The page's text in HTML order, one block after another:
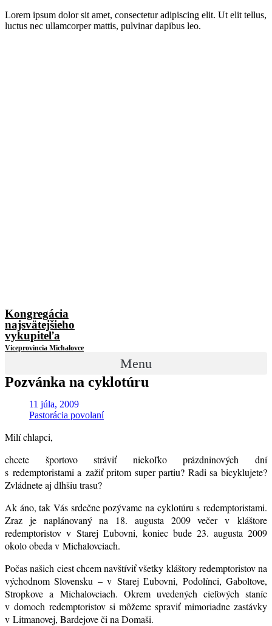
Lorem ipsum dolor sit amet, consectetur adipiscing elit. Ut elit tellus,
luctus nec ullamcorper mattis, pulvinar dapibus leo.
Kongregácia
najsvätejšieho
vykupiteľa
Viceprovincia Michalovce
Menu
Pozvánka na cyklotúru
11 júla, 2009
Pastorácia povolaní
Milí chlapci,
chcete športovo stráviť niekoľko prázdninových dní
s redemptoristami a zažiť pritom super partiu? Radi sa bicyklujete?
Zvládnete aj dlhšiu trasu?
Ak áno, tak Vás srdečne pozývame na cyklotúru s redemptoristami.
Zraz je naplánovaný na 18. augusta 2009 večer v kláštore
redemptoristov v Starej Ľubovni, koniec bude 23. augusta 2009
okolo obeda v Michalovciach.
Počas našich ciest chcem navštíviť všetky kláštory redemptoristov na
východnom Slovensku – v Starej Ľubovni, Podolínci, Gaboltove,
Stropkove a Michalovciach. Okrem uvedených cieľových staníc
v domoch redemptoristov si môžeme spraviť mimoriadne zastávky
v Litmanovej, Bardejove či na Domaši.